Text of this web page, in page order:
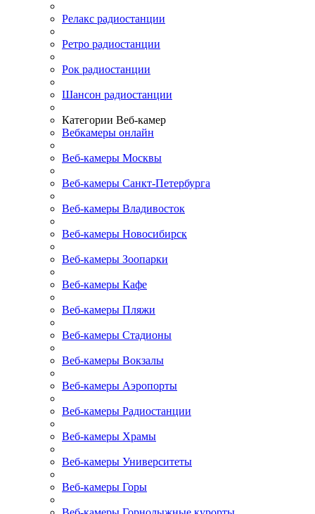
Релакс радиостанции
Ретро радиостанции
Рок радиостанции
Шансон радиостанции
Категории Веб-камер
Вебкамеры онлайн
Веб-камеры Москвы
Веб-камеры Санкт-Петербурга
Веб-камеры Владивосток
Веб-камеры Новосибирск
Веб-камеры Зоопарки
Веб-камеры Кафе
Веб-камеры Пляжи
Веб-камеры Стадионы
Веб-камеры Вокзалы
Веб-камеры Аэропорты
Веб-камеры Радиостанции
Веб-камеры Храмы
Веб-камеры Университеты
Веб-камеры Горы